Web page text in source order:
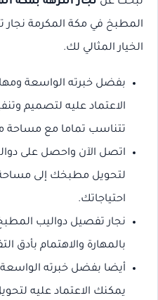
المطبخ في مكة المكرمة
الخيار المثالي لك.
بفضل خبرته الواسعة
الاعتماد عليه لتصميم
تتناسب تماما مع مساحة
اتصل الآن واحصل على
لتحويل مطبخك إلى
احتياجاتك.
نجار تفصيل دواليب
بالمهارة والاهتمام بأدق
أيضا بفضل خبرته
يمكنك الاعتماد عليه